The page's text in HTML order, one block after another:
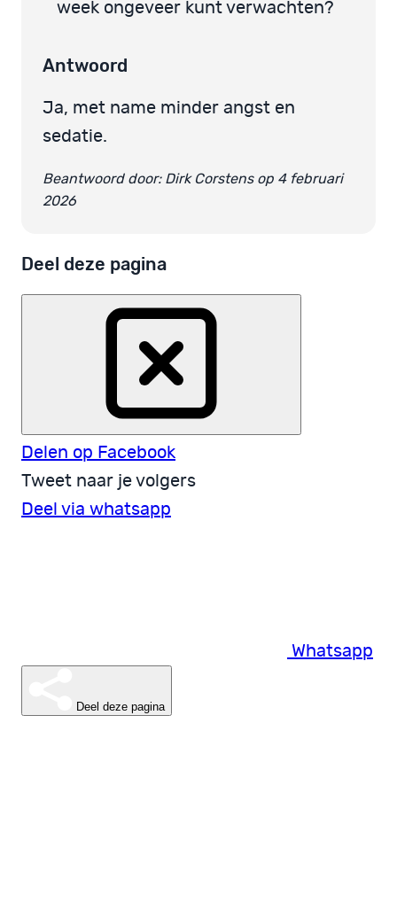
week ongeveer kunt verwachten?
Antwoord
Ja, met name minder angst en
sedatie.
Beantwoord door: Dirk Corstens op 4 februari
2026
Deel deze pagina
Delen op Facebook
Tweet naar je volgers
Deel via whatsapp
Whatsapp
Deel deze pagina